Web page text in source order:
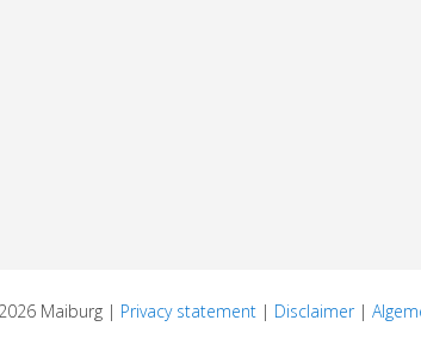
Maiburg | Privacy statement| Disclaimer|